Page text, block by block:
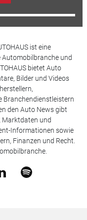
ist eine
und
bietet Auto
Bilder und Videos
Branchendienstleistern
den Auto News gibt
Marktdaten und
Informationen sowie
Finanzen und Recht.